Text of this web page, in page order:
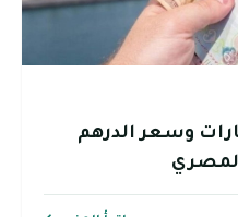
وسعر الدرهم
المصري